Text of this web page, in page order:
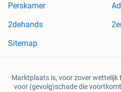
Perskamer
2dehands
Sitemap
Marktplaats is, voor zover
voor (gevolg)schade die